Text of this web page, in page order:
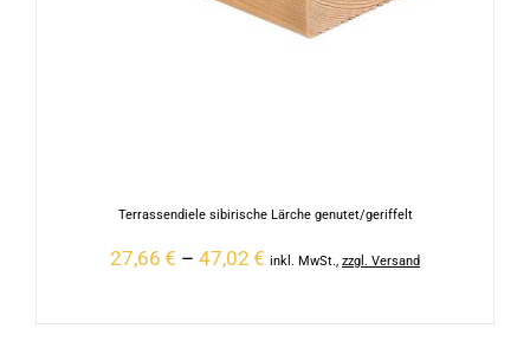
Terrassendiele sibirische Lärche genutet/geriffelt
27,66 € – 47,02 € inkl. MwSt., zzgl. Versand